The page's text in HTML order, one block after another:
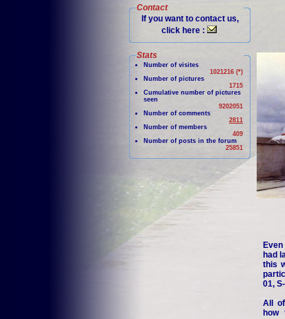
Contact
If you want to contact us,
click here :
Stats
Number of visites
1021216 (*)
Number of pictures
1715
Cumulative number of pictures
seen
9202051
Number of comments
2811
Number of members
409
Number of posts in the forum
25851
had
this
01,
All
how